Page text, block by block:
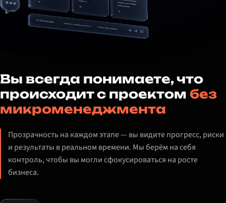
Вы всегда понимаете, что
происходит с проектом без
микроменеджмента
Прозрачность на каждом этапе — вы видите прогресс, риски
и результаты в реальном времени. Мы берём на себя
контроль, чтобы вы могли сфокусироваться на росте
бизнеса.